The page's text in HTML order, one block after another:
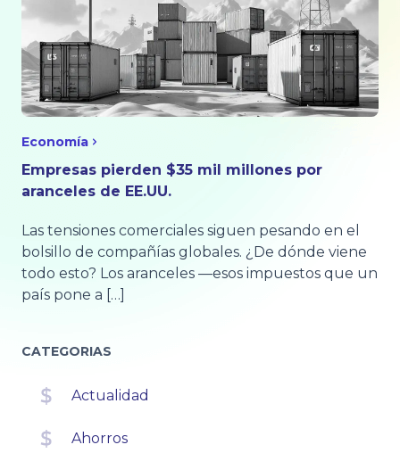
Economía
Empresas pierden $35 mil millones por
aranceles de EE.UU.
Las tensiones comerciales siguen pesando en el
bolsillo de compañías globales. ¿De dónde viene
todo esto? Los aranceles —esos impuestos que un
país pone a […]
CATEGORIAS
Actualidad
Ahorros